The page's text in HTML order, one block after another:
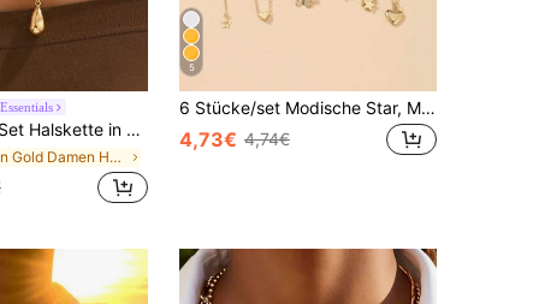
modischer Schmuck geeignet für den täglichen Gebrauch, Dates, Partys, Musikfestivals
in Gold Damen Halsketten-Sets
5
6 Stücke/set Modische Star, Moon, Faux Perle, Herzen & Schmetterling Anhänger Halskette
4,73€ 4,74€